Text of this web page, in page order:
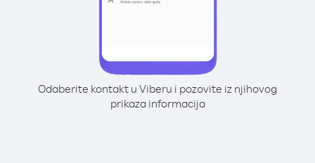
Odaberite kontakt u Viberu i pozovite iz njihovog
prikaza informacija